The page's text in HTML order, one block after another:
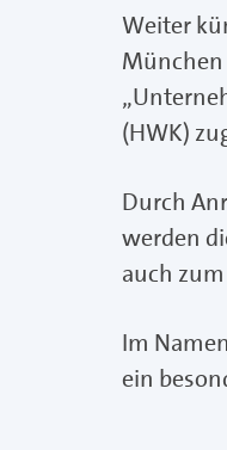
Weiter
München
(HWK)
Durch
werden
auch
Im
ein